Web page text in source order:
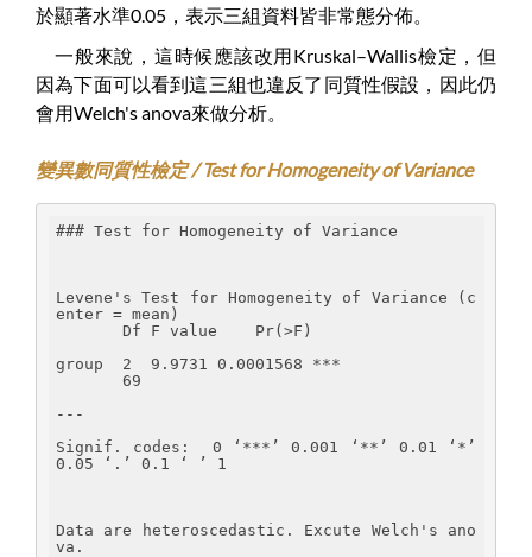
於顯著水準0.05，表示三組資料皆非常態分佈。
一般來說，這時候應該改用Kruskal–Wallis檢定，但
因為下面可以看到這三組也違反了同質性假設，因此仍
會用Welch's anova來做分析。
變異數同質性檢定 / Test for Homogeneity of Variance
### Test for Homogeneity of Variance
Levene's Test for Homogeneity of Variance (c
enter = mean)
Df F value    Pr(>F)
group  2  9.9731 0.0001568 ***
69
---
Signif. codes:  0 ‘***’ 0.001 ‘**’ 0.01 ‘*’
0.05 ‘.’ 0.1 ‘ ’ 1
Data are heteroscedastic. Excute Welch's ano
va.